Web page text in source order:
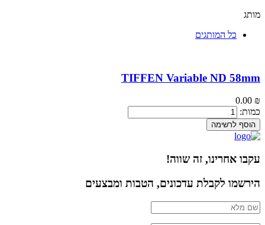
מותג
כל המותגים
TIFFEN Variable ND 58mm
0.00 ₪
כמות:
הוסף לרשימה
עקבו אחרינו, זה שווה!
הירשמו לקבלת עדכונים, הטבות ומבצעים